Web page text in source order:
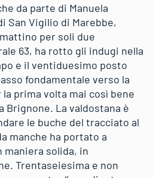
da parte di Manuela
San Vigilio di Marebbe,
per soli due
63, ha rotto gli indugi nella
e il ventiduesimo posto
fondamentale verso la
prima volta mai così bene
Brignone. La valdostana è
le buche del tracciato al
manche ha portato a
maniera solida, in
Trentaseiesima e non